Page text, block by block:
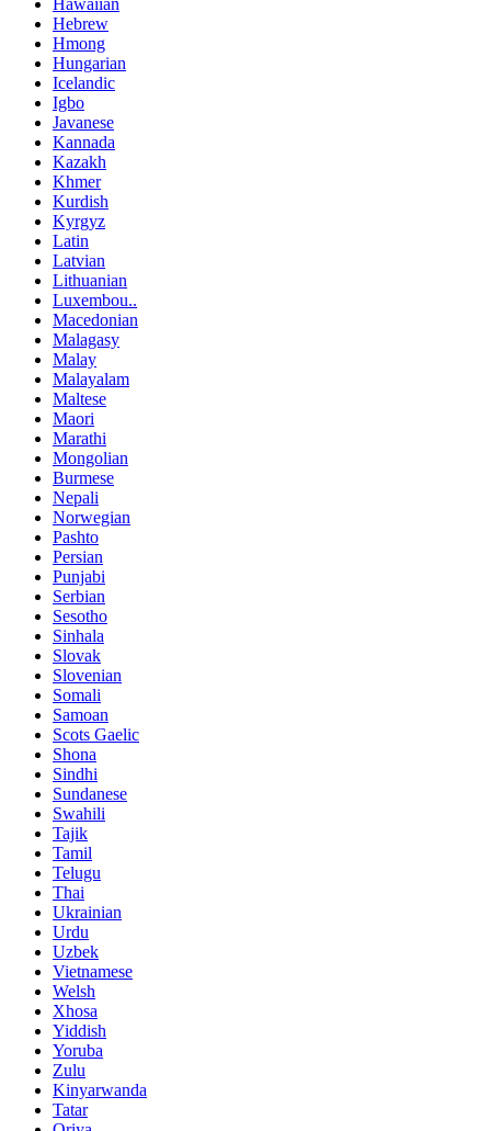
Hebrew
Hmong
Hungarian
Icelandic
Igbo
Javanese
Kannada
Kazakh
Khmer
Kurdish
Kyrgyz
Latin
Latvian
Lithuanian
Luxembou..
Macedonian
Malagasy
Malay
Malayalam
Maltese
Maori
Marathi
Mongolian
Burmese
Nepali
Norwegian
Pashto
Persian
Punjabi
Serbian
Sesotho
Sinhala
Slovak
Slovenian
Somali
Samoan
Scots Gaelic
Shona
Sindhi
Sundanese
Swahili
Tajik
Tamil
Telugu
Thai
Ukrainian
Urdu
Uzbek
Vietnamese
Welsh
Xhosa
Yiddish
Yoruba
Zulu
Kinyarwanda
Tatar